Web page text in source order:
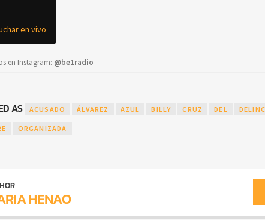
en vivo
en Instagram: @be1radio
AS ACUSADO ÁLVAREZ AZUL BILLY CRUZ DEL
ORGANIZADA
HENAO